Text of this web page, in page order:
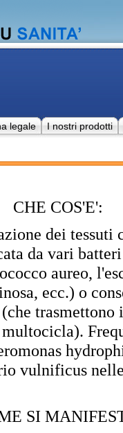
legale I nostri prodotti
CHE COS'E':
dei tessuti
da vari
aureo,
ecc.) o
vulnificus
SI